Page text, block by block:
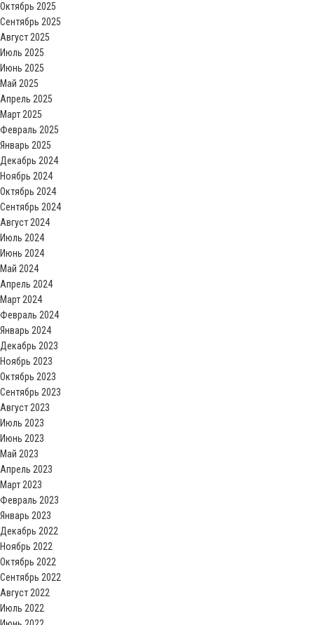
Октябрь 2025
Сентябрь 2025
Август 2025
Июль 2025
Июнь 2025
Май 2025
Апрель 2025
Март 2025
Февраль 2025
Январь 2025
Декабрь 2024
Ноябрь 2024
Октябрь 2024
Сентябрь 2024
Август 2024
Июль 2024
Июнь 2024
Май 2024
Апрель 2024
Март 2024
Февраль 2024
Январь 2024
Декабрь 2023
Ноябрь 2023
Октябрь 2023
Сентябрь 2023
Август 2023
Июль 2023
Июнь 2023
Май 2023
Апрель 2023
Март 2023
Февраль 2023
Январь 2023
Декабрь 2022
Ноябрь 2022
Октябрь 2022
Сентябрь 2022
Август 2022
Июль 2022